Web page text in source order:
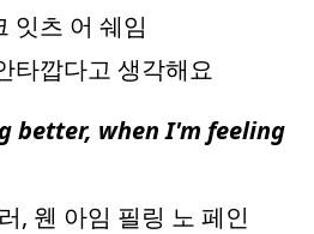
잇츠 어 쉐임
타깝다고 생각해요
better, when I'm feeling
, 웬 아임 필링 노 페인